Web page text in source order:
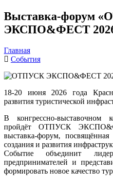
Выставка-форум
ЭКСПО&ФЕСТ
Главная
События
18-20 июня 2026 года
развития туристической
В конгрессно-выставочном
пройдёт ОТПУСК
выставка-форум,
создания и развития
Событие объединит
предпринимателей и
формировать новое качество